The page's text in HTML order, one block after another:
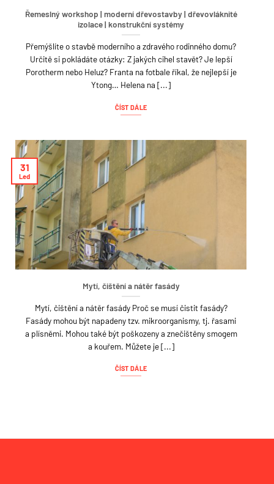
Řemeslný workshop | moderní dřevostavby | dřevovláknité
izolace | konstrukční systémy
Přemýšlíte o stavbě moderního a zdravého rodinného domu?
Určitě si pokládáte otázky: Z jakých cihel stavět? Je lepší
Porotherm nebo Heluz? Franta na fotbale říkal, že nejlepší je
Ytong… Helena na [...]
ČÍST DÁLE
Mytí, čištění a nátěr fasády
Mytí, čištění a nátěr fasády Proč se musí čistit fasády?
Fasády mohou být napadeny tzv. mikroorganismy, tj. řasami
a plísněmi. Mohou také být poškozeny a znečištěny smogem
a kouřem. Můžete je [...]
ČÍST DÁLE
31
Led